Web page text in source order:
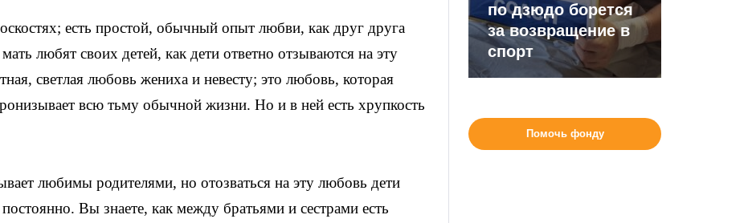
есть простой, обычный опыт любви, как друг друга
любят своих детей, как дети ответно отзываются на эту
светлая любовь жениха и невесту; это любовь, которая
всю тьму обычной жизни. Но и в ней есть хрупкость
любимы родителями, но отозваться на эту любовь дети
Вы знаете, как между братьями и сестрами есть
по дзюдо борется
за возвращение в
спорт
Помочь фонду